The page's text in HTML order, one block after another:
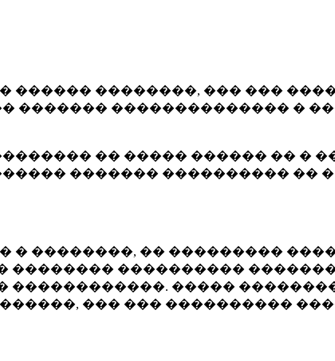
������ ��������, ��� ���
������� �������������� �
�� ����� ������ �� �
������� ���������� ��
� ��������, �� ���������
�������� ����������
������������. �����
��� ��� ����������